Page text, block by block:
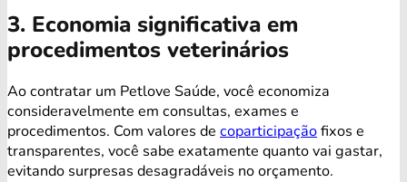
3. Economia significativa em
procedimentos veterinários
Ao contratar um Petlove Saúde, você economiza
consideravelmente em consultas, exames e
procedimentos. Com valores de coparticipaçãofixos e
transparentes, você sabe exatamente quanto vai gastar,
evitando surpresas desagradáveis no orçamento.